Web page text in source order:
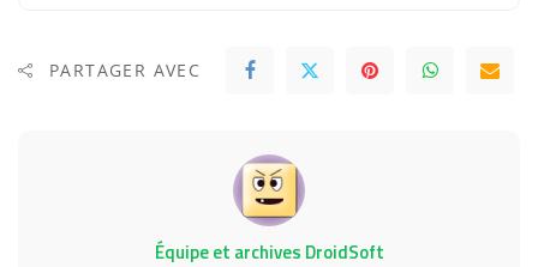
PARTAGER AVEC
Équipe et archives DroidSoft